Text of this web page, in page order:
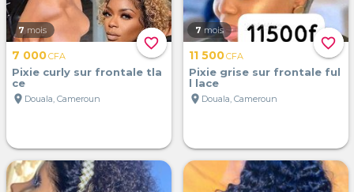
favorite_border
7 mois
7 000CFA
Pixie curly sur frontale tla
ce
location_on Douala, Cameroun
favorite_border
7 mois
11 500CFA
Pixie grise sur frontale ful
l lace
location_on Douala, Cameroun